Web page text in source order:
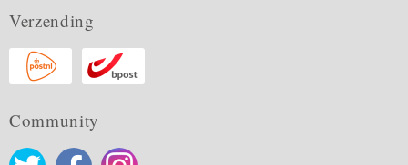
Verzending
Community